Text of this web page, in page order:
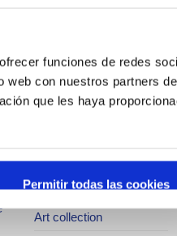
funciones de redes
web con nuestros partners de
que les haya
Permitir todas las cookies
Port & City
Moll de Costa
Port archive
Publications service
Port Museum
Teatret del Serrallo
Art collection